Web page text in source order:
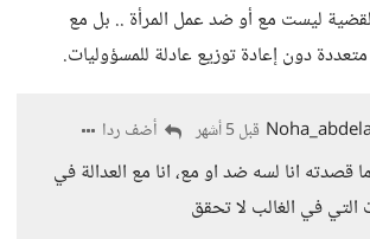
ليست مع أو ضد عمل المرأة .. بل مع
متعددة دون إعادة توزيع عادلة للمسؤوليات.
قبل 5 أشهر أضف ردا
قصدته انا لسه ضد او مع، انا مع العدالة في
التي في الغالب لا تحقق